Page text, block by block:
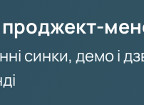
проджект-
синки, демо і